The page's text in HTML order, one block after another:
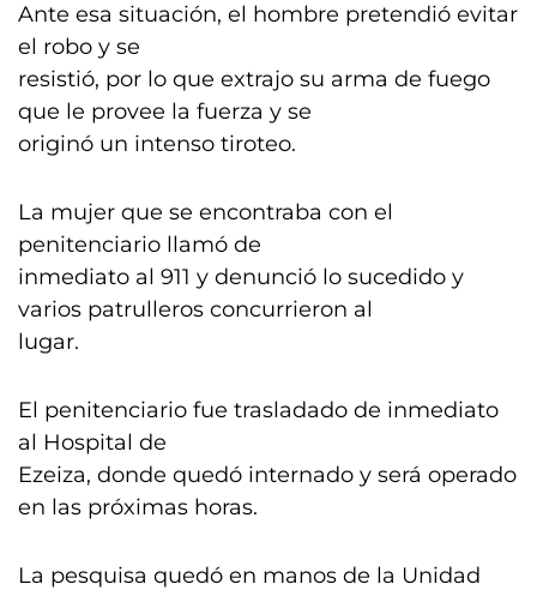
Ante esa situación, el hombre pretendió evitar
el robo y se
resistió, por lo que extrajo su arma de fuego
que le provee la fuerza y se
originó un intenso tiroteo.
La mujer que se encontraba con el
penitenciario llamó de
inmediato al 911 y denunció lo sucedido y
varios patrulleros concurrieron al
lugar.
El penitenciario fue trasladado de inmediato
al Hospital de
Ezeiza, donde quedó internado y será operado
en las próximas horas.
La pesquisa quedó en manos de la Unidad